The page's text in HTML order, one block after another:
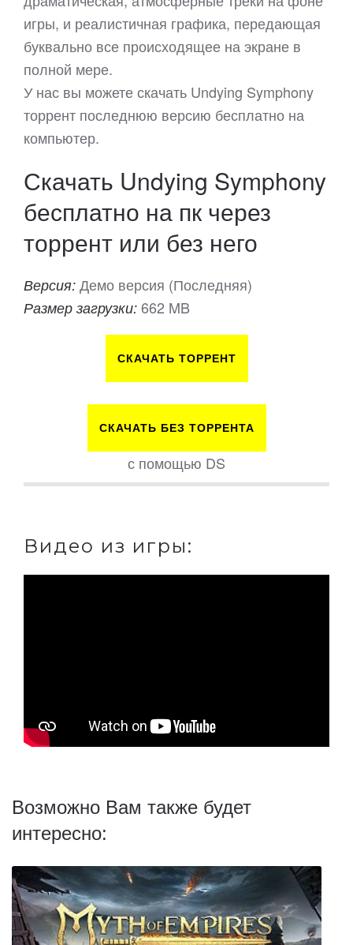
игры, и реалистичная графика, передающая
буквально все происходящее на экране в
полной мере.
У нас вы можете скачать Undying Symphony
торрент последнюю версию бесплатно на
компьютер.
Скачать Undying Symphony
бесплатно на пк через
торрент или без него
Версия: Демо версия (Последняя)
Размер загрузки: 662 MB
СКАЧАТЬ ТОРРЕНТ
СКАЧАТЬ БЕЗ ТОРРЕНТА
с помощью DS
Видео из игры:
Возможно Вам также будет
интересно: